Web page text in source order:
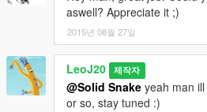
aswell? Appreciate it ;)
2015년 08월 27일
LeoJ20 제작자
@Solid Snake yeah man
or so, stay tuned :)